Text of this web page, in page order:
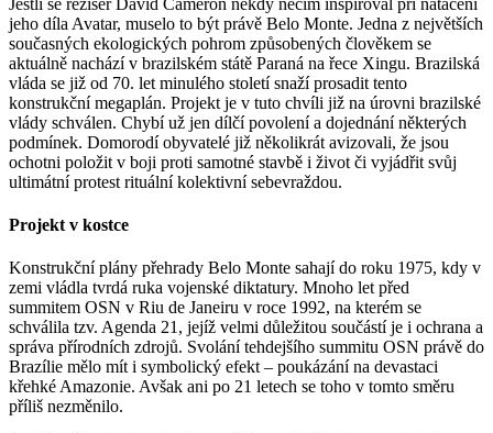
jeho díla Avatar, muselo to být právě Belo Monte. Jedna z největších
současných ekologických pohrom způsobených člověkem se
aktuálně nachází v brazilském státě Paraná na řece Xingu. Brazilská
vláda se již od 70. let minulého století snaží prosadit tento
konstrukční megaplán. Projekt je v tuto chvíli již na úrovni brazilské
vlády schválen. Chybí už jen dílčí povolení a dojednání některých
podmínek. Domorodí obyvatelé již několikrát avizovali, že jsou
ochotni položit v boji proti samotné stavbě i život či vyjádřit svůj
ultimátní protest rituální kolektivní sebevraždou.
Projekt v kostce
Konstrukční plány přehrady Belo Monte sahají do roku 1975, kdy v
zemi vládla tvrdá ruka vojenské diktatury. Mnoho let před
summitem OSN v Riu de Janeiru v roce 1992, na kterém se
schválila tzv. Agenda 21, jejíž velmi důležitou součástí je i ochrana a
správa přírodních zdrojů. Svolání tehdejšího summitu OSN právě do
Brazílie mělo mít i symbolický efekt – poukázání na devastaci
křehké Amazonie. Avšak ani po 21 letech se toho v tomto směru
příliš nezměnilo.